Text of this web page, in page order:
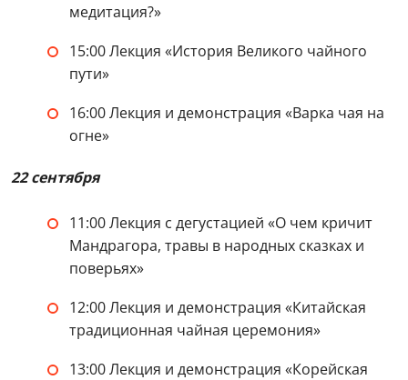
медитация?»
15:00 Лекция «История Великого чайного
пути»
16:00 Лекция и демонстрация «Варка чая на
огне»
22 сентября
11:00 Лекция с дегустацией «О чем кричит
Мандрагора, травы в народных сказках и
поверьях»
12:00 Лекция и демонстрация «Китайская
традиционная чайная церемония»
13:00 Лекция и демонстрация «Корейская